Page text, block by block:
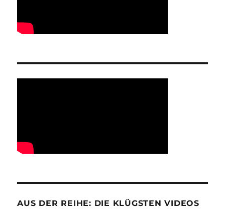
AUS DER REIHE: DIE KLÜGSTEN VIDEOS